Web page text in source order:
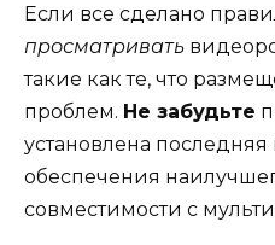
Если все сделано
просматривать
такие как те, что
проблем. Не забудьте
установлена
обеспечения
совместимости с